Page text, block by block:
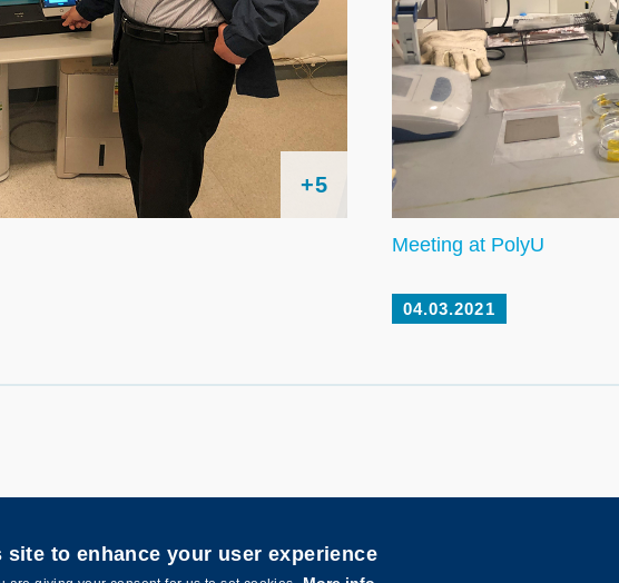
+5
Meeting at PolyU
04.03.2021
to enhance your user experience